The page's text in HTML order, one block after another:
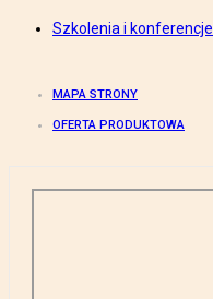
Szkolenia i konferencje
MAPA STRONY
OFERTA PRODUKTOWA